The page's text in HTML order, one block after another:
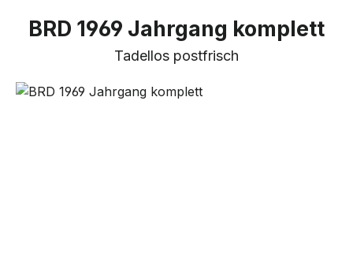
BRD 1969 Jahrgang komplett
Tadellos postfrisch